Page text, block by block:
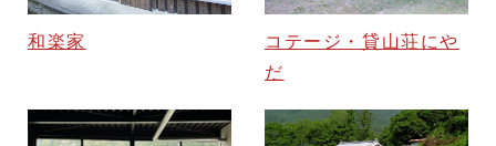
和楽家
コテージ・貸山荘にや
だ